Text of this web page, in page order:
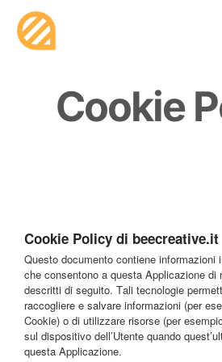
Cookie P
Cookie Policy di beecreative.it
Questo documento contiene informazioni
che consentono a questa Applicazione di
descritti di seguito. Tali tecnologie
raccogliere e salvare informazioni (per
Cookie) o di utilizzare risorse (per
sul dispositivo dell’Utente quando
questa Applicazione.